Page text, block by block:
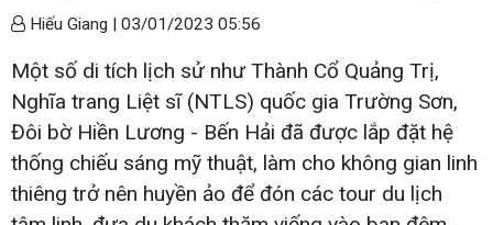
Hiếu Giang | 03/01/2023 05:56
Một số di tích lịch sử như Thành Cổ Quảng Trị,
Nghĩa trang Liệt sĩ (NTLS) quốc gia Trường Sơn,
Đôi bờ Hiền Lương - Bến Hải đã được lắp đặt hệ
thống chiếu sáng mỹ thuật, làm cho không gian linh
thiêng trở nên huyền ảo để đón các tour du lịch